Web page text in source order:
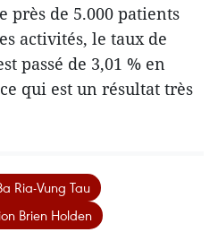
près de 5.000 patients
activités, le taux de
passé de 3,01 % en
qui est un résultat très
Ria-Vung Tau
Brien Holden